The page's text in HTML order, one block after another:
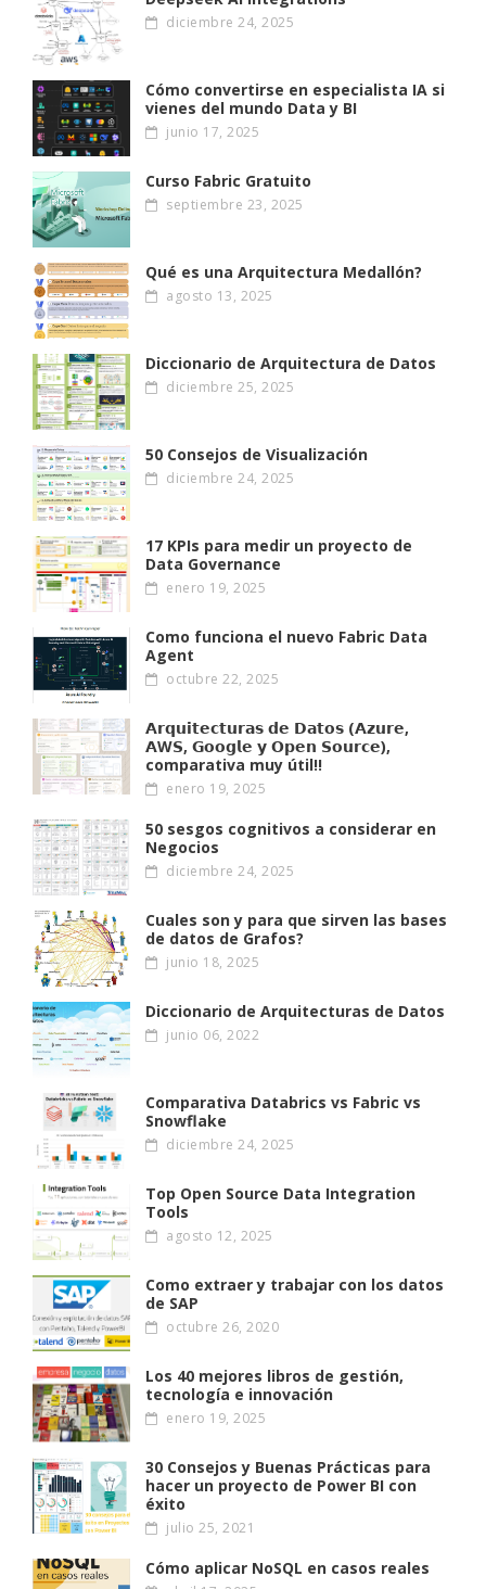
diciembre 24, 2025
Cómo convertirse en especialista IA si
vienes del mundo Data y BI
junio 17, 2025
Curso Fabric Gratuito
septiembre 23, 2025
Qué es una Arquitectura Medallón?
agosto 13, 2025
Diccionario de Arquitectura de Datos
diciembre 25, 2025
50 Consejos de Visualización
diciembre 24, 2025
17 KPIs para medir un proyecto de
Data Governance
enero 19, 2025
Como funciona el nuevo Fabric Data
Agent
octubre 22, 2025
𝗔𝗿𝗾𝘂𝗶𝘁𝗲𝗰𝘁𝘂𝗿𝗮𝘀 𝗱𝗲 𝗗𝗮𝘁𝗼𝘀 (𝗔𝘇𝘂𝗿𝗲,
𝗔W𝗦, 𝗚𝗼𝗼𝗴𝗹𝗲 𝘆 𝗢𝗽𝗲𝗻 𝗦𝗼𝘂𝗿𝗰𝗲),
comparativa muy útil!!
enero 19, 2025
50 sesgos cognitivos a considerar en
Negocios
diciembre 24, 2025
Cuales son y para que sirven las bases
de datos de Grafos?
junio 18, 2025
Diccionario de Arquitecturas de Datos
junio 06, 2022
Comparativa Databrics vs Fabric vs
Snowflake
diciembre 24, 2025
Top Open Source Data Integration
Tools
agosto 12, 2025
Como extraer y trabajar con los datos
de SAP
octubre 26, 2020
Los 40 mejores libros de gestión,
tecnología e innovación
enero 19, 2025
30 Consejos y Buenas Prácticas para
hacer un proyecto de Power BI con
éxito
julio 25, 2021
Cómo aplicar NoSQL en casos reales